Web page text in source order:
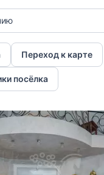
Переход к карте
посёлка